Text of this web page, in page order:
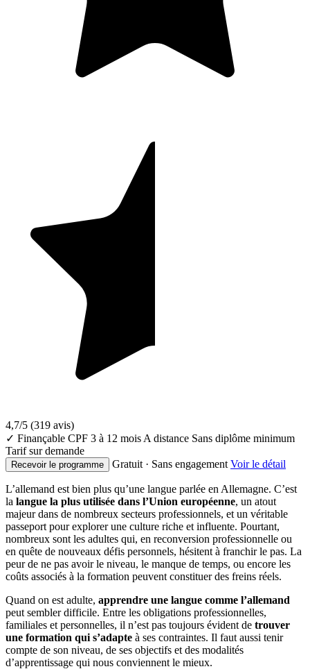
4,7/5 (319 avis)
✓ Finançable CPF 3 à 12 mois A distance Sans diplôme minimum
Tarif sur demande
Recevoir le programme Gratuit · Sans engagement Voir le détail
L’allemand est bien plus qu’une langue parlée en Allemagne. C’est
la langue la plus utilisée dans l’Union européenne, un atout
majeur dans de nombreux secteurs professionnels, et un véritable
passeport pour explorer une culture riche et influente. Pourtant,
nombreux sont les adultes qui, en reconversion professionnelle ou
en quête de nouveaux défis personnels, hésitent à franchir le pas. La
peur de ne pas avoir le niveau, le manque de temps, ou encore les
coûts associés à la formation peuvent constituer des freins réels.
Quand on est adulte, apprendre une langue comme l’allemand
peut sembler difficile. Entre les obligations professionnelles,
familiales et personnelles, il n’est pas toujours évident de trouver
une formation qui s’adapte à ses contraintes. Il faut aussi tenir
compte de son niveau, de ses objectifs et des modalités
d’apprentissage qui nous conviennent le mieux.